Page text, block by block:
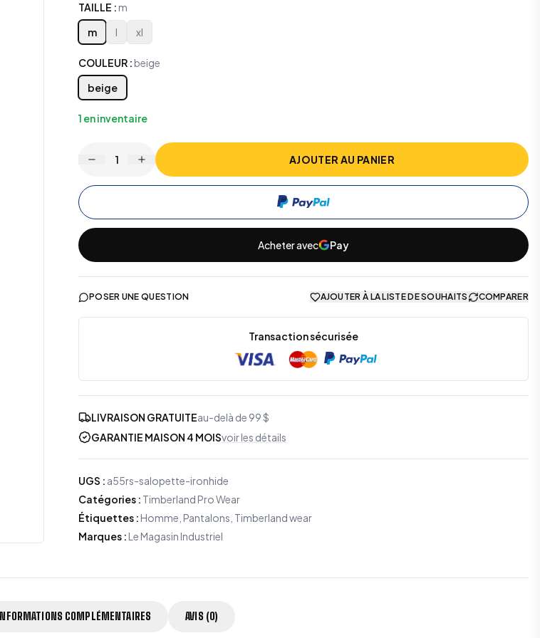
TAILLE : m
m
l xl
COULEUR : beige
beige
1 en inventaire
1 AJOUTER AU PANIER
Acheter avec Pay
POSER UNE QUESTION AJOUTER À LA LISTE DE SOUHAITS COMPARER
Transaction sécurisée
LIVRAISON GRATUITEau-delà de 99 $
GARANTIE MAISON 4 MOISvoir les détails
UGS : a55rs-salopette-ironhide
Catégories : Timberland Pro Wear
Étiquettes : Homme, Pantalons, Timberland wear
Marques : Le Magasin Industriel
INFORMATIONS COMPLÉMENTAIRES AVIS (0)